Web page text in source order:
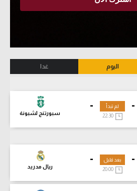
اليوم غدا
-
-
سبورتنج لشبونة
لم تبدأ
-
-
ريال مدريد
بعد قليل